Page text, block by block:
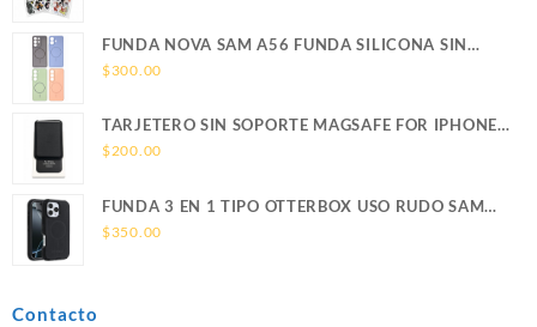
FUNDA NOVA SAM A56 FUNDA SILICONA SIN
SOPORTE MAGNETICO SAMSUNG
$300.00
TARJETERO SIN SOPORTE MAGSAFE FOR IPHONE
LEATHER WALLET MAGSAFE
$200.00
FUNDA 3 EN 1 TIPO OTTERBOX USO RUDO SAM
S26 ULTRA SAMSUNG S26 ULTRA
$350.00
Contacto